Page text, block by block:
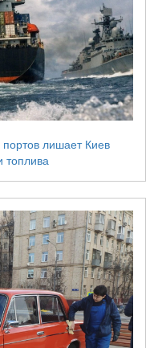
лишает Киев
топлива